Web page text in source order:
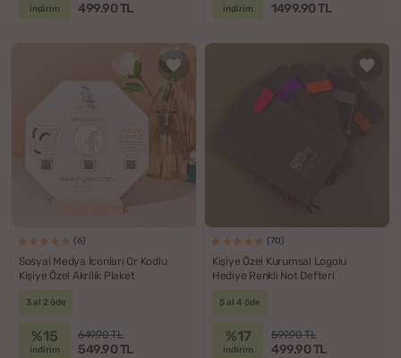
indirim 499.90 TL indirim 1499.90 TL
(6)
Sosyal Medya İconları Qr Kodlu
Kişiye Özel Akrilik Plaket
3 al 2 öde
%15
indirim
649.90 TL
549.90 TL
(70)
Kişiye Özel Kurumsal Logolu
Hediye Renkli Not Defteri
5 al 4 öde
%17
indirim
599.90 TL
499.90 TL